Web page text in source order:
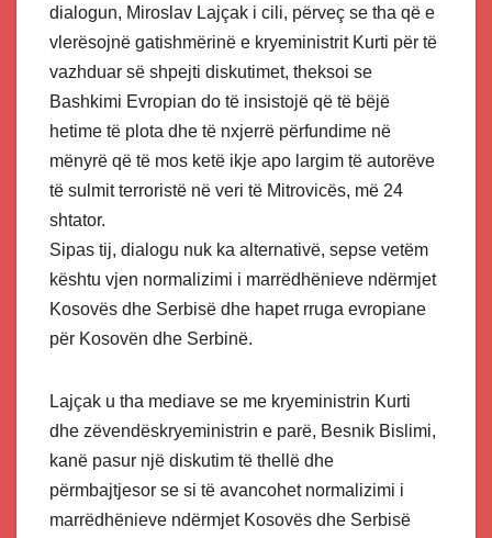
dialogun, Miroslav Lajçak i cili, përveç se tha që e
vlerësojnë gatishmërinë e kryeministrit Kurti për të
vazhduar së shpejti diskutimet, theksoi se
Bashkimi Evropian do të insistojë që të bëjë
hetime të plota dhe të nxjerrë përfundime në
mënyrë që të mos ketë ikje apo largim të autorëve
të sulmit terroristë në veri të Mitrovicës, më 24
shtator.
Sipas tij, dialogu nuk ka alternativë, sepse vetëm
kështu vjen normalizimi i marrëdhënieve ndërmjet
Kosovës dhe Serbisë dhe hapet rruga evropiane
për Kosovën dhe Serbinë.
Lajçak u tha mediave se me kryeministrin Kurti
dhe zëvendëskryeministrin e parë, Besnik Bislimi,
kanë pasur një diskutim të thellë dhe
përmbajtjesor se si të avancohet normalizimi i
marrëdhënieve ndërmjet Kosovës dhe Serbisë